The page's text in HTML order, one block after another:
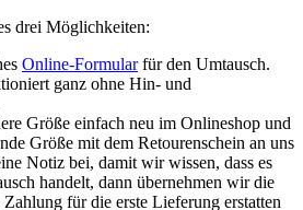
drei Möglichkeiten:
Online-Formularfür den Umtausch.
ganz ohne Hin- und
Größe einfach neu im Onlineshop und
Größe mit dem Retourenschein an uns
Notiz bei, damit wir wissen, dass es
handelt, dann übernehmen wir die
für die erste Lieferung erstatten